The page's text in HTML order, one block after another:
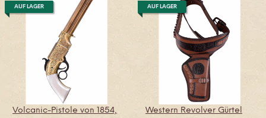
AUF LAGER
Volcanic-Pistole von 1854,
AUF LAGER
Western Revolver Gürtel